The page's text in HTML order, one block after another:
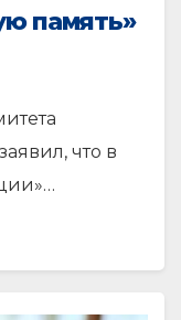
память»
что в